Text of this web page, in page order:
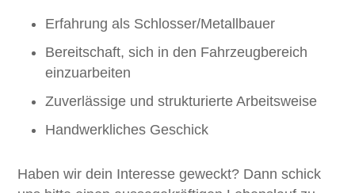
Erfahrung als Schlosser/Metallbauer
Bereitschaft, sich in den Fahrzeugbereich
einzuarbeiten
Zuverlässige und strukturierte Arbeitsweise
Handwerkliches Geschick
Haben wir dein Interesse geweckt? Dann schick